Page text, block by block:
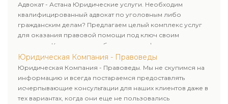
клиенту.
Адвокат - Астана Юридические услуги. Необходим
квалифицированный адвокат по уголовным либо
гражданским делам? Предлагаем целый комплекс услуг
для оказания правовой помощи под ключ своим
клиентам. Комплексное обслуживание физических и
юридических лиц. Индивидуальный подход к каждому
клиенту.
Юридическая Компания - Правоведы
Юридическая Компания - Правоведы. Мы не скупимся на
информацию и всегда постараемся предоставлять
исчерпывающие консультации для наших клиентов даже в
тех вариантах, когда они еще не пользовались